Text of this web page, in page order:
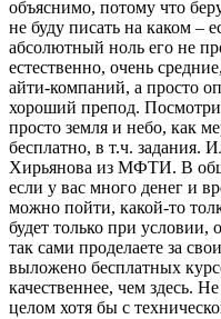
объяснимо, потому что
не буду писать на каком –
абсолютный ноль его не
естественно, очень
айти-компаний, а просто
хороший препод.
просто земля и небо, как
бесплатно, в т.ч. задания.
Хирьянова из МФТИ. В
если у вас много денег и
можно пойти, какой-то
будет только при условии,
так сами проделаете за
выложено бесплатных
качественнее, чем здесь.
целом хотя бы с